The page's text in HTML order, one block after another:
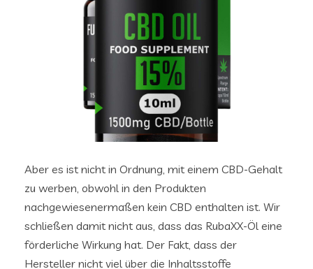
Aber es ist nicht in Ordnung, mit einem CBD-Gehalt
zu werben, obwohl in den Produkten
nachgewiesenermaßen kein CBD enthalten ist. Wir
schließen damit nicht aus, dass das RubaXX-Öl eine
förderliche Wirkung hat. Der Fakt, dass der
Hersteller nicht viel über die Inhaltsstoffe